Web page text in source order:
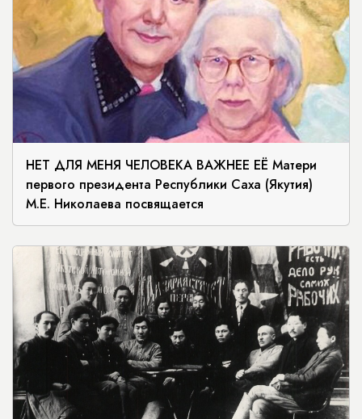
НЕТ ДЛЯ МЕНЯ ЧЕЛОВЕКА ВАЖНЕЕ ЕЁ Матери
первого президента Республики Саха (Якутия)
М.Е. Николаева посвящается